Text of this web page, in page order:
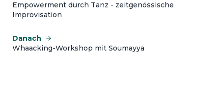
Empowerment durch Tanz - zeitgenössische
Improvisation
Danach
Whaacking-Workshop mit Soumayya